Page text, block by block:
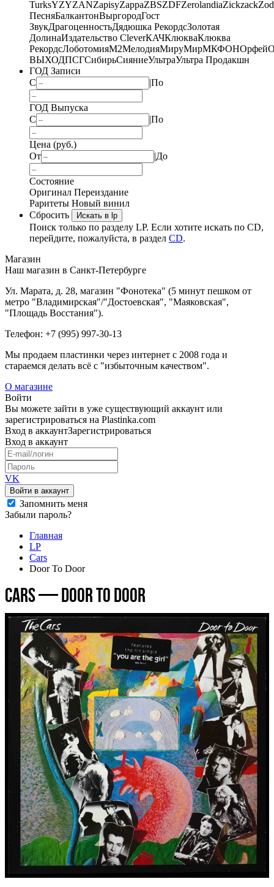
TurksYZYZANZapisyZappaZBSZDFZerolandiaZickzack
ПесняБалкантонВыргородГост
ЗвукДрагоценностьДядюшка РекордсЗолотая
ДолинаИздательство CleverКАЧКлюкваКлюква
РекордсЛоботомияМ2МелодияМируМирМКФОНОрфей
ВЫХОДПСГСибирьСияниеУльтраУльтра Продакшн
ГОД Записи
С
|По
ГОД Выпуска
С
|По
Цена (руб.)
От
|До
Состояние
Оригинал Переиздание
Раритеты Новый винил
Сбросить
Искать в lp
Поиск только по разделу LP. Если хотите искать по CD,
перейдите, пожалуйста, в раздел CD.
Магазин
Наш магазин в Санкт-Петербурге
Ул. Марата, д. 28, магазин "Фонотека" (5 минут пешком от
метро "Владимирская"/"Достоевская", "Маяковская",
"Площадь Восстания").
Телефон: +7 (995) 997-30-13
Мы продаем пластинки через интернет c 2008 года и
стараемся делать всё с "избыточным качеством".
О магазине
Войти
Вы можете зайти в уже существующий аккаунт или
зарегистрироваться на Plastinka.com
Вход в аккаунтЗарегистрироваться
Вход в аккаунт
VK
Войти в аккаунт
Запомнить меня
Забыли пароль?
Главная
LP
Cars
Door To Door
Cars — Door To Door